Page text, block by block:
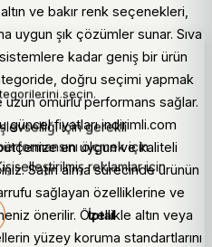
ve bakır renk seçenekleri,
uygun şık çözümler sunar. Sıva
kadar geniş bir ürün
doğru seçimi yapmak
uzun ömürlü performans sağlar.
güncel fiyatları indirimli.com
en uygun ve kaliteli
Satın alma sürecinde ürünün
sağlayan özelliklerine ve
önerilir. Özellikle altın veya
yüzey koruma standartlarını
seçin.
için gerekli
ölçmek için
reklamlar için
İptal